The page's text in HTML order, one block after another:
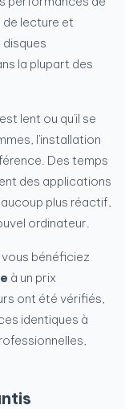
lecture et
la plupart des
lent ou qu'il se
l'installation
Des temps
des applications
plus réactif,
ordinateur.
bénéficiez
à un prix
ont été vérifiés,
identiques à